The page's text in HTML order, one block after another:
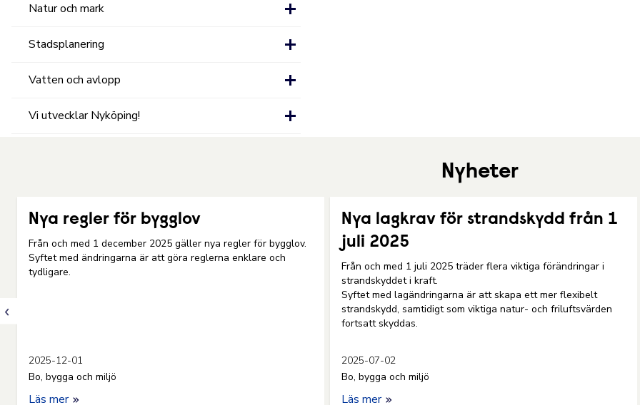
Natur och mark
Stadsplanering
Vatten och avlopp
Vi utvecklar Nyköping!
Nyheter
Nya regler för bygglov
Från och med 1 december 2025 gäller nya regler för bygglov.
Syftet med ändringarna är att göra reglerna enklare och
tydligare.
2025-12-01
Bo, bygga och miljö
Läs mer
Nya lagkrav för strandskydd från 1
juli 2025
Från och med 1 juli 2025 träder flera viktiga förändringar i
strandskyddet i kraft.
Syftet med lagändringarna är att skapa ett mer flexibelt
strandskydd, samtidigt som viktiga natur- och friluftsvärden
fortsatt skyddas.
2025-07-02
Bo, bygga och miljö
Läs mer